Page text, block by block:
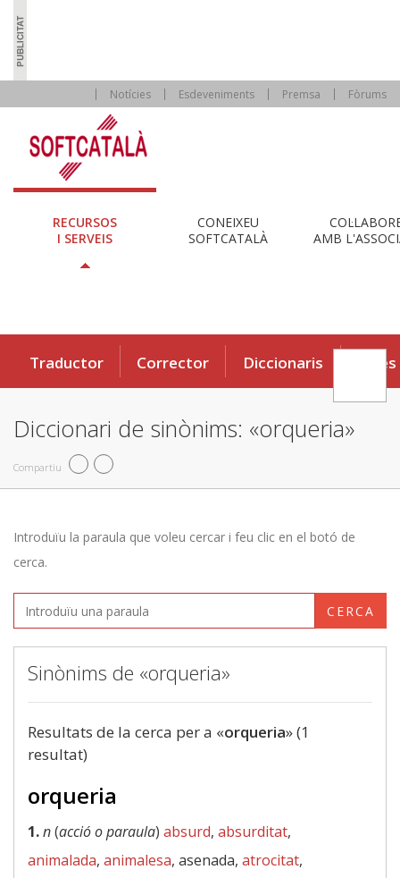
Notícies Esdeveniments Premsa Fòrums
RECURSOS
I SERVEIS
CONEIXEU
SOFTCATALÀ
AMB
Traductor Corrector Diccionaris Eines
Diccionari de sinònims: «orqueria»
Compartiu
Introduïu la paraula que voleu cercar i feu clic en el botó de
cerca.
CERCA
Sinònims de «orqueria»
Resultats de la cerca per a «orqueria» (1
resultat)
orqueria
1.n(acció o paraula) absurd, absurditat,
animalada, animalesa, asenada, atrocitat,